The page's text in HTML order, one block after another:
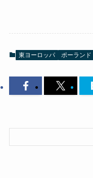
東ヨーロッパ ポーランド